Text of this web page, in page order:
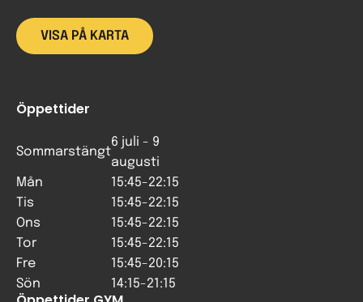
VISA PÅ KARTA
Öppettider
Sommarstängt
6 juli - 9
augusti
Mån
15:45-22:15
Tis
15:45-22:15
Ons
15:45-22:15
Tor
15:45-22:15
Fre
15:45-20:15
Sön
14:15-21:15